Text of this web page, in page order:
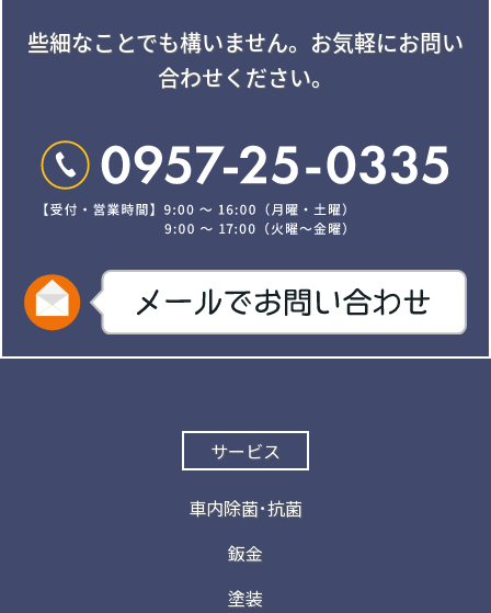
些細なことでも構いません。 お気軽にお問い
合わせください。
サービス
車内除菌･抗菌
鈑金
塗装